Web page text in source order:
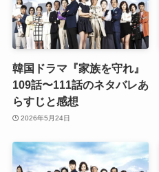
韓国ドラマ『家族を守れ』
109話〜111話のネタバレあ
らすじと感想
2026年5月24日